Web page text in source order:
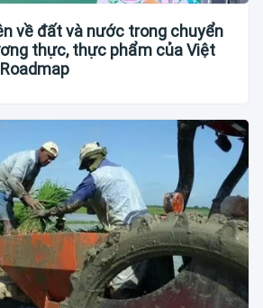
về đất và nước trong chuyển
thực, thực phẩm của Việt